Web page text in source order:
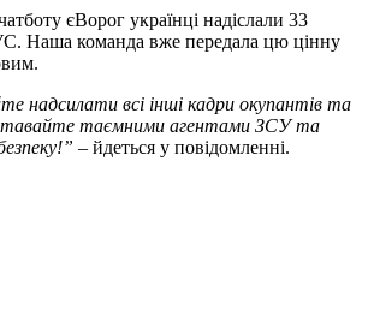
єВорог українці надіслали 33
Наша команда вже передала цю цінну
надсилати всі інші кадри окупантів та
таємними агентами ЗСУ та
– йдеться у повідомленні.